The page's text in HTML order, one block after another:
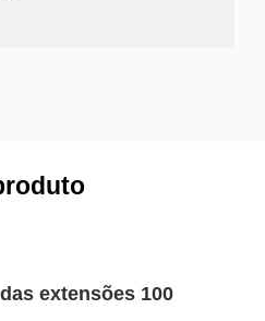
extensões 100